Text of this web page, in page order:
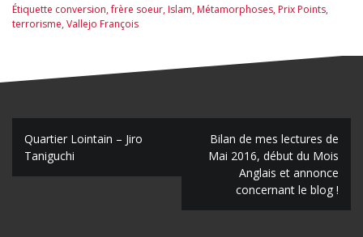
Étiquette conversion,frère soeur,Islam,Métamorphoses,Prix Points,
terrorisme,Vallejo François
N
a
Quartier Lointain – Jiro
Taniguchi
Bilan de mes lectures de
Mai 2016, début du Mois
Anglais et annonce
concernant le blog !